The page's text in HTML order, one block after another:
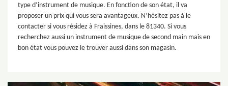
type d’instrument de musique. En fonction de son état, il va
proposer un prix qui vous sera avantageux. N’hésitez pas à le
contacter si vous résidez à Fraissines, dans le 81340. Si vous
recherchez aussi un instrument de musique de second main mais en
bon état vous pouvez le trouver aussi dans son magasin.